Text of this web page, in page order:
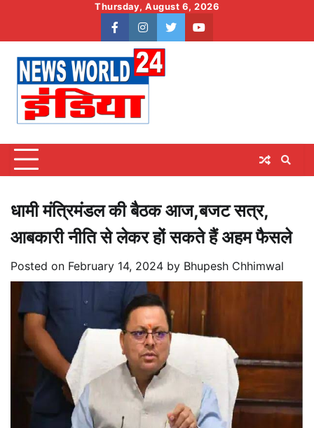
content
Thursday, August 6, 2026
facebookinstagram
twitteryoutube
धामी मंत्रिमंडल की बैठक आज,बजट सत्र,
आबकारी नीति से लेकर हों सकते हैं अहम फैसले
Posted on February 14, 2024 by Bhupesh Chhimwal